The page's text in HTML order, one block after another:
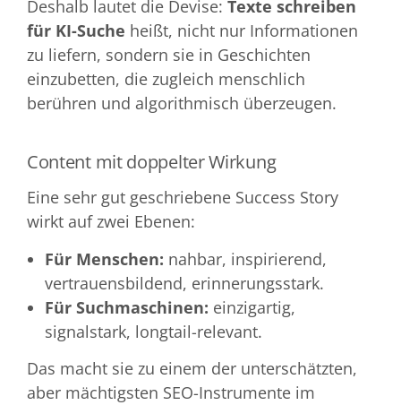
Deshalb lautet die Devise: Texte schreiben
für KI-Suche heißt, nicht nur Informationen
zu liefern, sondern sie in Geschichten
einzubetten, die zugleich menschlich
berühren und algorithmisch überzeugen.
Content mit doppelter Wirkung
Eine sehr gut geschriebene Success Story
wirkt auf zwei Ebenen:
Für Menschen: nahbar, inspirierend,
vertrauensbildend, erinnerungsstark.
Für Suchmaschinen: einzigartig,
signalstark, longtail-relevant.
Das macht sie zu einem der unterschätzten,
aber mächtigsten SEO-Instrumente im